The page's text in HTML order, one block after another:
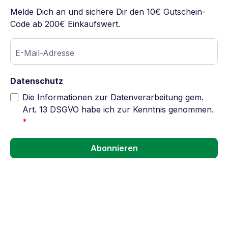
Melde Dich an und sichere Dir den 10€ Gutschein-
Code ab 200€ Einkaufswert.
E-Mail-Adresse
Datenschutz
Die Informationen zur Datenverarbeitung gem.
Art. 13 DSGVO habe ich zur Kenntnis genommen.
*
Abonnieren